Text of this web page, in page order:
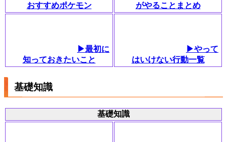
おすすめポケモン
がやることまとめ
▶最初に
知っておきたいこと
▶やって
はいけない行動一覧
基礎知識
基礎知識